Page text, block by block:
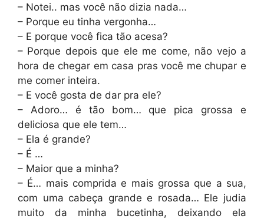
– Notei.. mas você não dizia nada…
– Porque eu tinha vergonha…
– E porque você fica tão acesa?
– Porque depois que ele me come, não vejo a
hora de chegar em casa pras você me chupar e
me comer inteira.
– E você gosta de dar pra ele?
– Adoro… é tão bom… que pica grossa e
deliciosa que ele tem…
– Ela é grande?
– É …
– Maior que a minha?
– É… mais comprida e mais grossa que a sua,
com uma cabeça grande e rosada… Ele judia
muito da minha bucetinha, deixando ela